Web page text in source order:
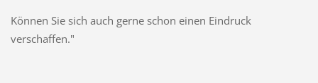
Können Sie sich auch gerne schon einen Eindruck
verschaffen."